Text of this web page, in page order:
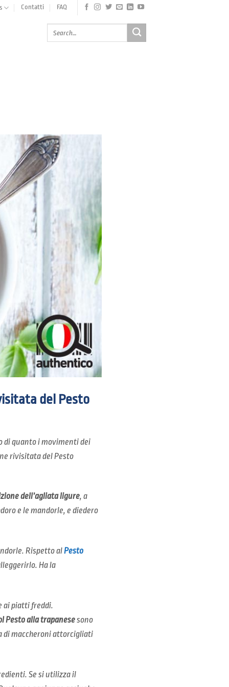
Contatti FAQ
del Pesto
di quanto i movimenti dei
rivisitata del Pesto
dell’agliata ligure, a
e le mandorle, e diedero
Rispetto alPesto
Ha la
ai piatti freddi.
Pesto alla trapanesesono
di maccheroni attorcigliati
Se si utilizza il